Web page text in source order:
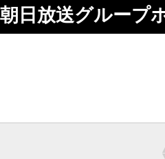
日放送グループ